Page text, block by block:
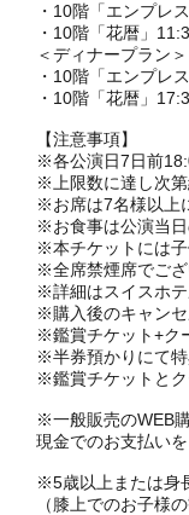
・10階「エンプレ
・10階「花暦」
＜ディナープラン＞
・10階「エンプレ
・10階「花暦」
【注意事項】
※各公演日7日前
※上限数に達し次第
※お席は7名様以上
※お食事は公演当日
※本チケットには子
※全席禁煙席でござ
※詳細はスイスホテ
※購入後のキャンセ
※鑑賞チケット+ク
※半券預かりにて特
※鑑賞チケットとク
※一般販売のWEB
現金でのお支払い
※5歳以上または身
（膝上でのお子様